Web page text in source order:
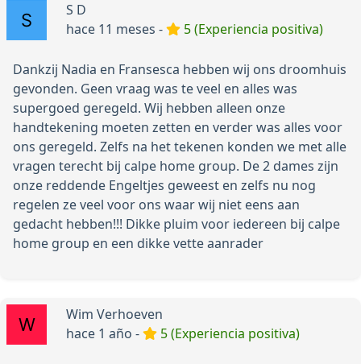
S D
hace 11 meses -
5 (Experiencia positiva)
Dankzij Nadia en Fransesca hebben wij ons droomhuis
gevonden. Geen vraag was te veel en alles was
supergoed geregeld. Wij hebben alleen onze
handtekening moeten zetten en verder was alles voor
ons geregeld. Zelfs na het tekenen konden we met alle
vragen terecht bij calpe home group. De 2 dames zijn
onze reddende Engeltjes geweest en zelfs nu nog
regelen ze veel voor ons waar wij niet eens aan
gedacht hebben!!! Dikke pluim voor iedereen bij calpe
home group en een dikke vette aanrader
Wim Verhoeven
hace 1 año -
5 (Experiencia positiva)